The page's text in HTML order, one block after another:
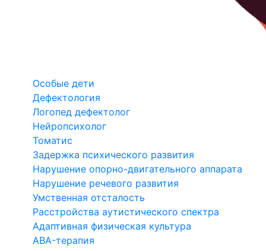
Особые дети
Дефектология
Логопед дефектолог
Нейропсихолог
Томатис
Задержка психического развития
Нарушение опорно-двигательного аппарата
Нарушение речевого развития
Умственная отсталость
Расстройства аутистического спектра
Адаптивная физическая культура
ABA-терапия